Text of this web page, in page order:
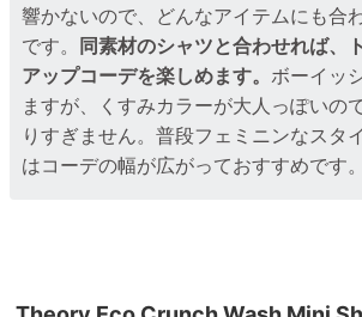
響かないので、どんなアイテムにも合
です。
同素材のシャツと合わせれば、
アップコーデを楽しめます。ボーイッ
ますが、くすみカラーが大人っぽいの
りすぎません。普段フェミニンなスタ
はコーデの幅が広がっておすすめです。